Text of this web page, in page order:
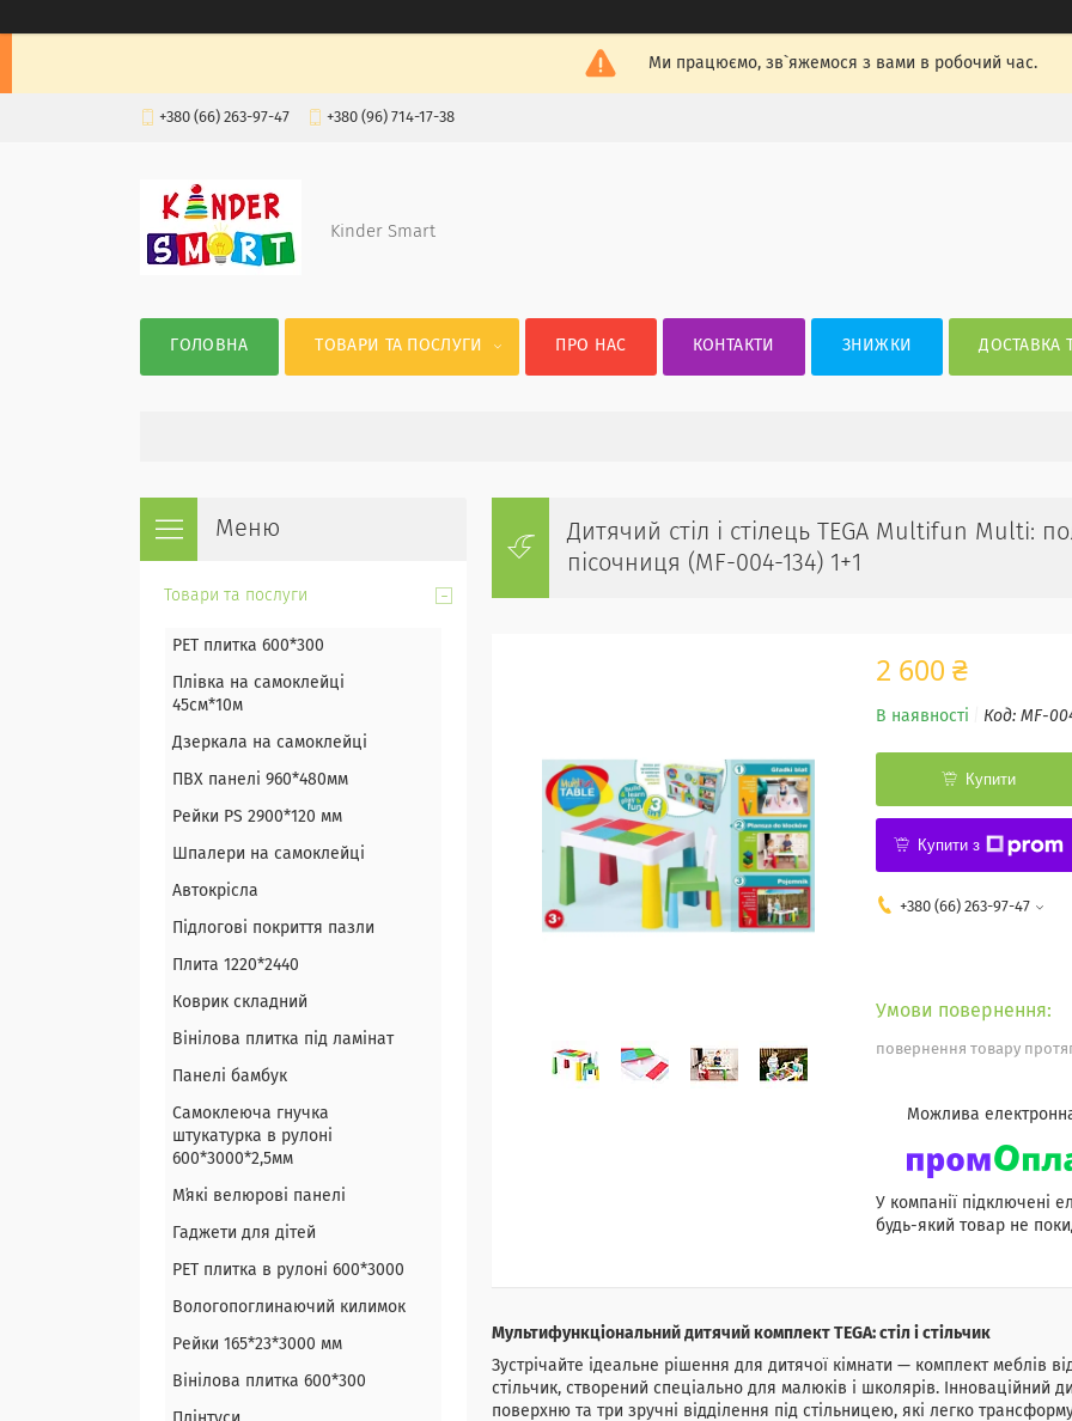
Ми працюємо, зв`яжемося з вами в робочий час.
+380 (66) 263-97-47 +380 (96) 714-17-38
Kinder Smart
ГОЛОВНА ТОВАРИ ТА ПОСЛУГИ ПРО НАС КОНТАКТИ ЗНИЖКИ ДОСТАВКА
Дитячий стіл і стілець TEGA Multifun Multi:
пісочниця (MF-004-134) 1+1
2 600 ₴
В наявності Код: MF-
Купити
Купити з
+380 (66) 263-97-47
повернення товару
У компанії підключені
будь-який товар не
Мультифункціональний дитячий комплект TEGA: стіл і стільчик
Зустрічайте ідеальне рішення для дитячої кімнати — комплект меблів
стільчик, створений спеціально для малюків і школярів. Інноваційний
поверхню та три зручні відділення під стільницею, які легко
Товари та послуги
PET плитка 600*300
Плівка на самоклейці
45см*10м
Дзеркала на самоклейці
ПВХ панелі 960*480мм
Рейки PS 2900*120 мм
Шпалери на самоклейці
Автокрісла
Підлогові покриття пазли
Плита 1220*2440
Коврик складний
Вінілова плитка під ламінат
Панелі бамбук
Самоклеюча гнучка
штукатурка в рулоні
600*3000*2,5мм
Мʼякі велюрові панелі
Гаджети для дітей
PET плитка в рулоні 600*3000
Вологопоглинаючий килимок
Рейки 165*23*3000 мм
Вінілова плитка 600*300